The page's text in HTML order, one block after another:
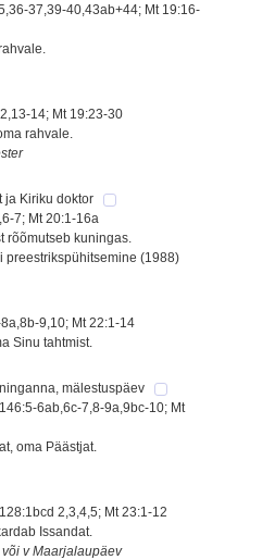
37,39-40,43ab+44; Mt 19:16-
14; Mt 19:23-30
rahvale.
ja Kiriku doktor
7; Mt 20:1-16a
rõõmutseb kuningas.
preestrikspühitsemine (1988)
9,10; Mt 22:1-14
Sinu tahtmist.
mälestuspäev
6ab,6c-7,8-9a,9bc-10; Mt
oma Päästjat.
2,3,4,5; Mt 23:1-12
Issandat.
v Maarjalaupäev